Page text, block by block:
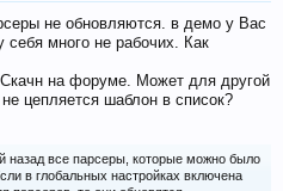
не обновляются. в демо у Вас
себя много не рабочих. Как
на форуме. Может для другой
цепляется шаблон в список?
назад все парсеры, которые можно было
в глобальных настройках включена